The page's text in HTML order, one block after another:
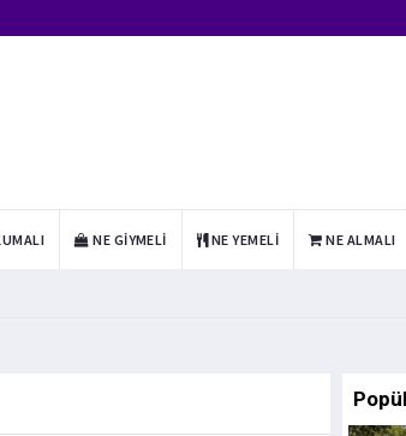
NE GIYMELI NE YEMELI NE ALMALI